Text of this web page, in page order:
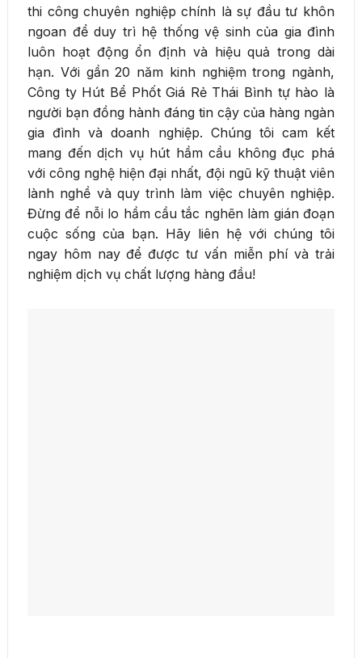
thi công chuyên nghiệp chính là sự đầu tư khôn
ngoan để duy trì hệ thống vệ sinh của gia đình
luôn hoạt động ổn định và hiệu quả trong dài
hạn. Với gần 20 năm kinh nghiệm trong ngành,
Công ty Hút Bể Phốt Giá Rẻ Thái Bình tự hào là
người bạn đồng hành đáng tin cậy của hàng ngàn
gia đình và doanh nghiệp. Chúng tôi cam kết
mang đến dịch vụ hút hầm cầu không đục phá
với công nghệ hiện đại nhất, đội ngũ kỹ thuật viên
lành nghề và quy trình làm việc chuyên nghiệp.
Đừng để nỗi lo hầm cầu tắc nghẽn làm gián đoạn
cuộc sống của bạn. Hãy liên hệ với chúng tôi
ngay hôm nay để được tư vấn miễn phí và trải
nghiệm dịch vụ chất lượng hàng đầu!